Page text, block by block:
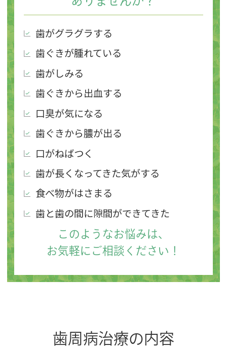
歯がグラグラする
歯ぐきが腫れている
歯がしみる
歯ぐきから出血する
口臭が気になる
歯ぐきから膿が出る
口がねばつく
歯が長くなってきた気がする
食べ物がはさまる
歯と歯の間に隙間ができてきた
このようなお悩みは、
お気軽にご相談ください！
歯周病治療の内容